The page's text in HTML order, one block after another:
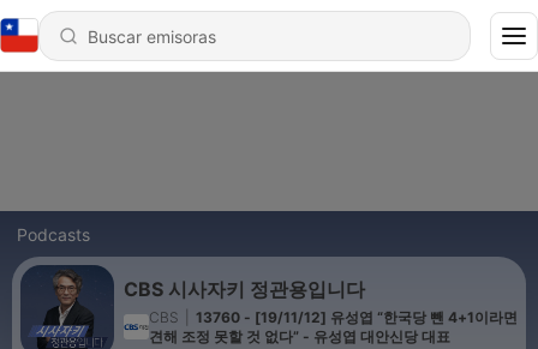
Podcasts
CBS 시사자키 정관용입니다
CBS
13760 - [19/11/12] 유성엽 “한국당 뺀 4+1이라면
견해 조정 못할 것 없다” - 유성엽 대안신당 대표